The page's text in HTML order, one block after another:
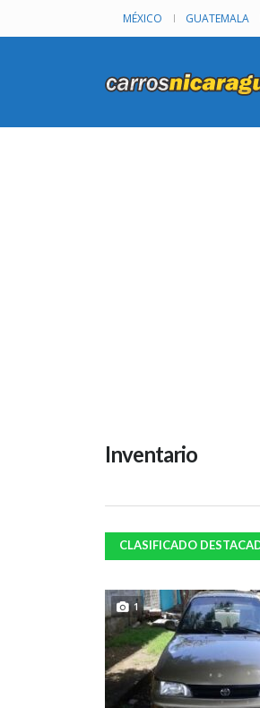
MÉXICO GUATEMALA
Inventario
CLASIFICADO
1